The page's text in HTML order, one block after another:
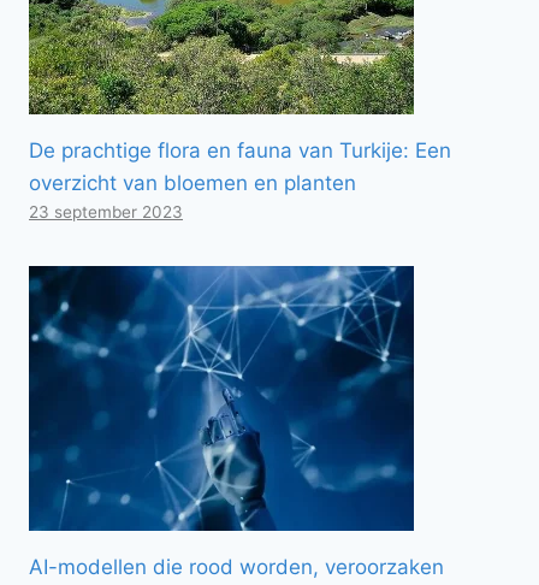
De prachtige flora en fauna van Turkije: Een
overzicht van bloemen en planten
23 september 2023
AI-modellen die rood worden, veroorzaken